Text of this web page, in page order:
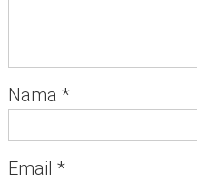
Nama *
Email *